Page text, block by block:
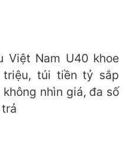
Việt Nam U40 khoe
túi tiền tỷ sắp
không nhìn giá, đa số